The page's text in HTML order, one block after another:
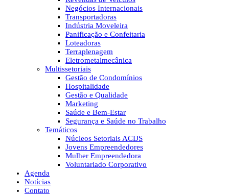
Negócios Internacionais
Transportadoras
Indústria Moveleira
Panificação e Confeitaria
Loteadoras
Terraplenagem
Eletrometalmecânica
Multissetoriais
Gestão de Condomínios
Hospitalidade
Gestão e Qualidade
Marketing
Saúde e Bem-Estar
Segurança e Saúde no Trabalho
Temáticos
Núcleos Setoriais ACIJS
Jovens Empreendedores
Mulher Empreendedora
Voluntariado Corporativo
Agenda
Notícias
Contato